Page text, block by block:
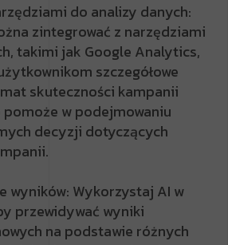
do analizy danych:
zintegrować z narzędziami
takimi jak Google Analytics,
szczegółowe
skuteczności kampanii
pomoże w podejmowaniu
decyzji dotyczących
wyników: Wykorzystaj AI w
przewidywać wyniki
na podstawie różnych